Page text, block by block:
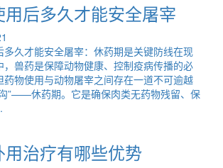
用后多久才能安全屠宰
多久才能安全屠宰：休药期是关键防线在现
，兽药是保障动物健康、控制疫病传播的必
药物使用与动物屠宰之间存在一道不可逾越
”——休药期。它是确保肉类无药物残留、保
用治疗有哪些优势